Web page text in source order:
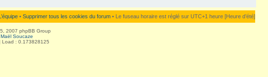
• Supprimer tous les cookies du forum • Le fuseau horaire est réglé sur UTC+1 heure [Heure d’été]
2007 phpBB Group
Maël Soucaze
Load : 0.173828125